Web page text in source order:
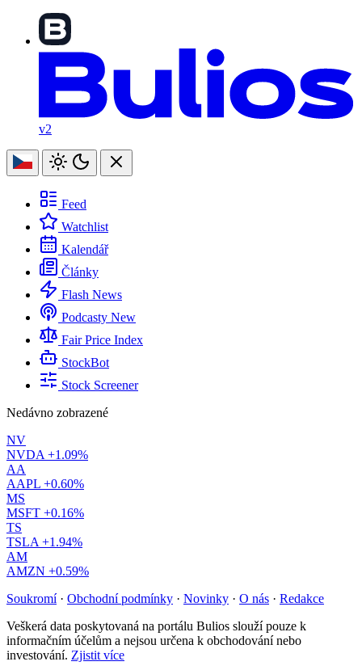
v2
Feed
Watchlist
Kalendář
Články
Flash News
Podcasty New
Fair Price Index
StockBot
Stock Screener
Nedávno zobrazené
NV
NVDA +1.09%
AA
AAPL +0.60%
MS
MSFT +0.16%
TS
TSLA +1.94%
AM
AMZN +0.59%
Soukromí · Obchodní podmínky · Novinky · O nás · Redakce
Veškerá data poskytovaná na portálu Bulios slouží pouze k
informačním účelům a nejsou určena k obchodování nebo
investování. Zjistit více